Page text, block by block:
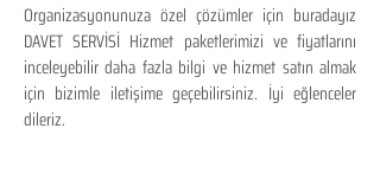
Organizasyonunuza özel çözümler için buradayız
DAVET SERVİSİ Hizmet paketlerimizi ve fiyatlarını
inceleyebilir daha fazla bilgi ve hizmet satın almak
için bizimle iletişime geçebilirsiniz. İyi eğlenceler
dileriz.